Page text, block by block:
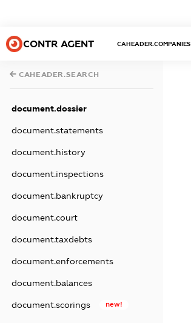
CONTR AGENT CAHEADER.COMPANIES
CAHEADER.SEARCH
document.dossier
document.statements
document.history
document.inspections
document.bankruptcy
document.court
document.taxdebts
document.enforcements
document.balances
document.scorings new!